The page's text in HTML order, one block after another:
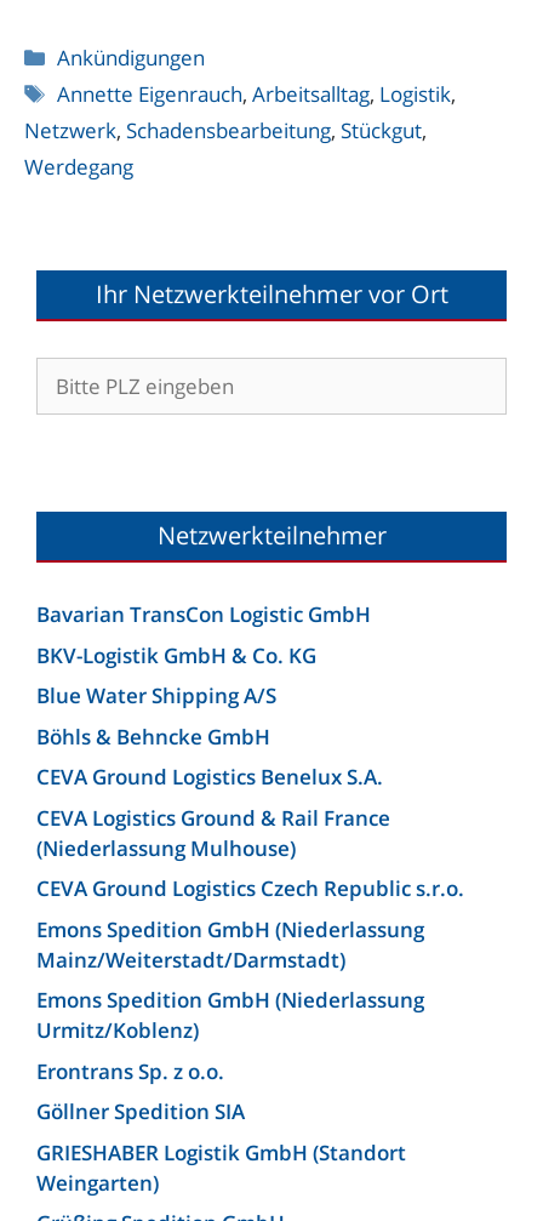
Kategorien
Ankündigungen
Schlagwörter
Annette Eigenrauch,Arbeitsalltag, Logistik,
Netzwerk, Schadensbearbeitung, Stückgut,
Werdegang
Ihr Netzwerkteilnehmer vor Ort
Netzwerkteilnehmer
Bavarian TransCon Logistic GmbH
BKV-Logistik GmbH & Co. KG
Blue Water Shipping A/S
Böhls & Behncke GmbH
CEVA Ground Logistics Benelux S.A.
CEVA Logistics Ground & Rail France
(Niederlassung Mulhouse)
CEVA Ground Logistics Czech Republic s.r.o.
Emons Spedition GmbH (Niederlassung
Mainz/Weiterstadt/Darmstadt)
Emons Spedition GmbH (Niederlassung
Urmitz/Koblenz)
Erontrans Sp. z o.o.
Göllner Spedition SIA
GRIESHABER Logistik GmbH (Standort
Weingarten)